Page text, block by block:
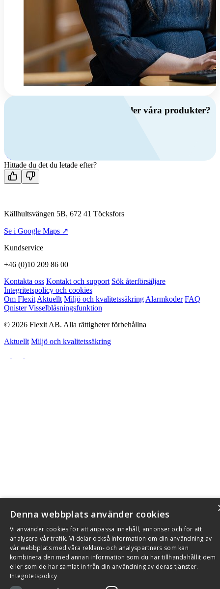
Har du frågor om ventilation eller våra produkter?
Kontakta oss
Hittade du det du letade efter?
Källhultsvängen 5B, 672 41 Töcksfors
Se i Google Maps ↗
Kundservice
+46 (0)10 209 86 00
Kontakta oss Kontakt och support Sök återförsäljare
Integritetspolicy och cookies
Om Flexit Aktuellt Miljö och kvalitetssäkring Alarmkoder FAQ
Qnister Visselblåsningsfunktion
© 2026 Flexit AB. Alla rättigheter förbehållna
Aktuellt Miljö och kvalitetssäkring
Denna webbplats använder cookies
Vi använder cookies för att anpassa innehåll, annonser och för att
analysera vår trafik. Vi delar också information om din användning av
vår webbplats med våra reklam- och analyspartners som kan
kombinera den med annan information som du har tillhandahållit dem
eller som de har samlat in från din användning av deras tjänster.
Integritetspolicy